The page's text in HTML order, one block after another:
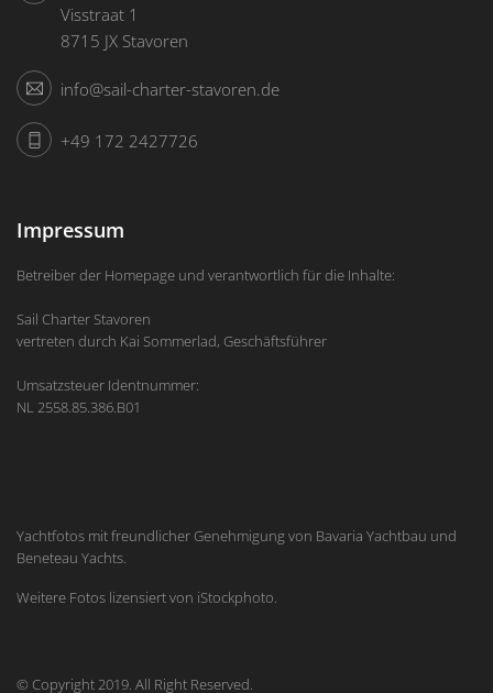
Visstraat 1
8715 JX Stavoren
info@sail-charter-stavoren.de
+49 172 2427726
Impressum
Betreiber der Homepage und verantwortlich für die Inhalte:
Sail Charter Stavoren
vertreten durch Kai Sommerlad, Geschäftsführer
Umsatzsteuer Identnummer:
NL 2558.85.386.B01
Yachtfotos mit freundlicher Genehmigung von Bavaria Yachtbau und
Beneteau Yachts.
Weitere Fotos lizensiert von iStockphoto.
© Copyright 2019. All Right Reserved.